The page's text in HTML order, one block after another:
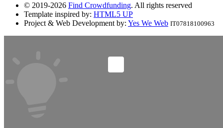
© 2019-2026 Find Crowdfunding. All rights reserved
Template inspired by: HTML5 UP
Project & Web Development by: Yes We Web IT07818100963